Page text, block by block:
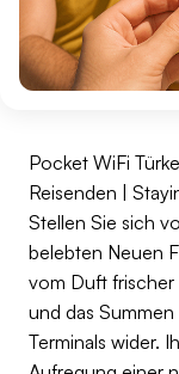
Pocket WiFi
Reisenden |
Stellen Sie sich
belebten Neuen
vom Duft frischer
und das
Terminals wider.